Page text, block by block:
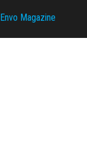
Envo Magazine